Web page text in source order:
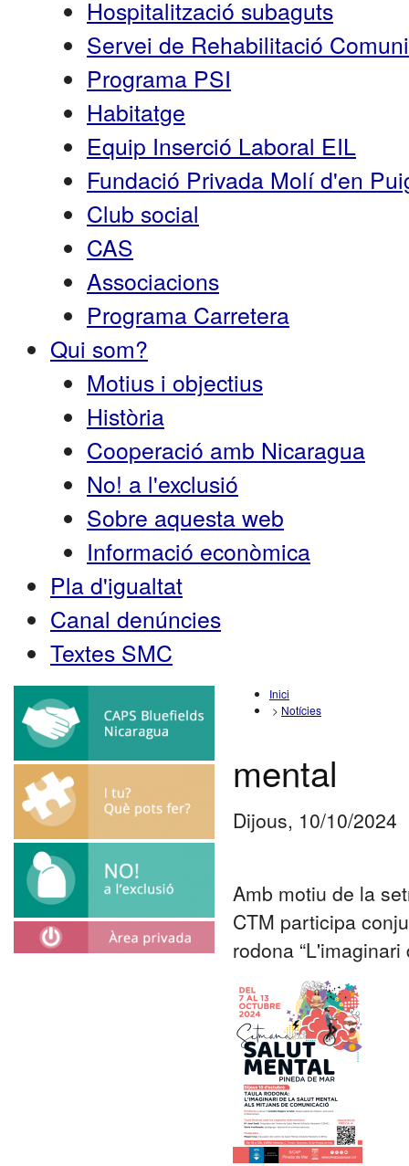
Hospitalització subaguts
Servei de Rehabilitació
Programa PSI
Habitatge
Equip Inserció Laboral EIL
Fundació Privada Molí d'en
Club social
CAS
Associacions
Programa Carretera
Qui som?
Motius i objectius
Història
Cooperació amb Nicaragua
No! a l'exclusió
Sobre aquesta web
Informació econòmica
Pla d'igualtat
Canal denúncies
Textes SMC
Inici
> Notícies
mental
Dijous, 10/10/2024
Amb motiu de la
CTM participa
rodona